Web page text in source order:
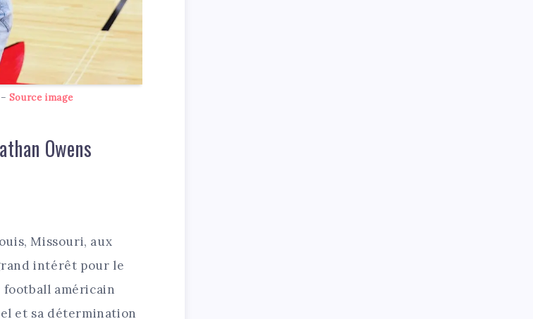
Source image
Owens
Missouri, aux
intérêt pour le
américain
et sa détermination